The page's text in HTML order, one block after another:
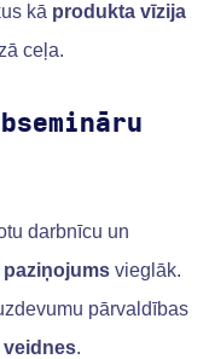
kā produkta vīzija
ceļa.
darbnīcu un
paziņojums vieglāk.
pārvaldības
.